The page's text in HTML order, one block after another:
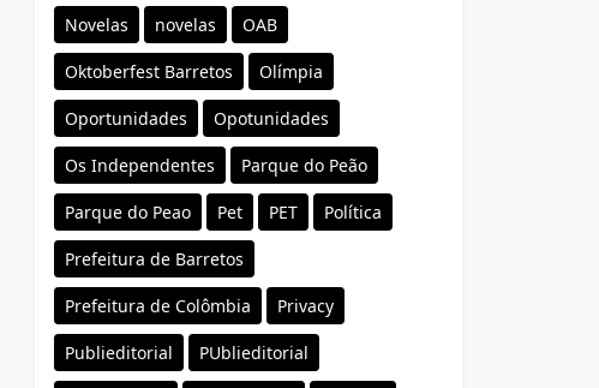
Novelas novelas OAB
Oktoberfest Barretos Olímpia
Oportunidades Opotunidades
Os Independentes Parque do Peão
Parque do Peao Pet PET Política
Prefeitura de Barretos
Prefeitura de Colômbia Privacy
Publieditorial PUblieditorial